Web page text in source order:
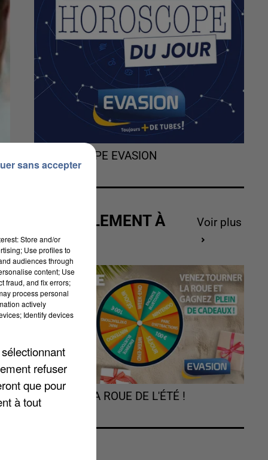
L'HOROSCOPE EVASION
ACTUELLEMENT À
GAGNER
Voir plus
TOURNEZ LA ROUE DE L'ÉTÉ !
Store and/or
Use profiles to
audiences through
content; Use
fraud, and fix errors;
process personal
actively
Identify devices
refuser
que pour
à tout
sans accepter